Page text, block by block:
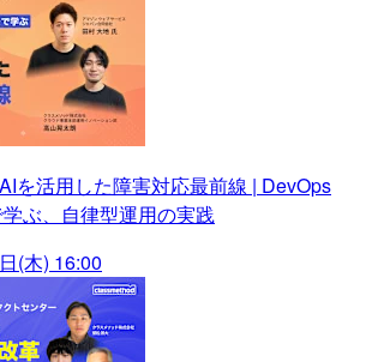
を活用した障害対応最前線 | DevOps
ぶ、自律型運用の実践
(木) 16:00